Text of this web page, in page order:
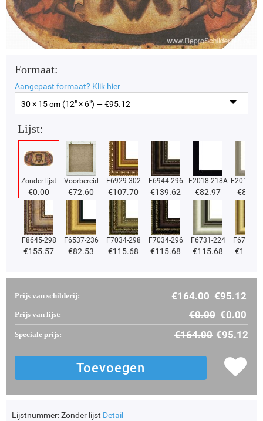
Formaat:
Aangepast formaat? Klik hier
30 × 15 cm (12" × 6") — €95.12
Lijst:
Zonder lijst
€0.00
Voorbereid
€72.60
F6929-302
€107.70
F6944-296
€139.62
F2018-218A
€82.97
F2018-
€82.97
F8645-298
€155.57
F6537-236
€82.53
F7034-298
€115.68
F7034-296
€115.68
F6731-224
€115.68
F6731-
€
Prijs van schilderij: €164.00 €95.12
Prijs van lijst: €0.00 €0.00
Speciale prijs: €164.00 €95.12
Lijstnummer:Zonder lijst Detail